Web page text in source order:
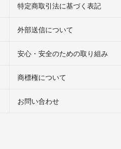
特定商取引法に基づく表記
外部送信について
安心・安全のための取り組み
商標権について
お問い合わせ